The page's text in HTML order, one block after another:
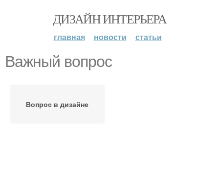
ДИЗАЙН ИНТЕРЬЕРА
главная новости статьи
Важный вопрос
Вопрос в дизайне